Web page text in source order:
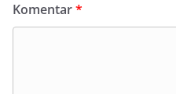
Komentar*